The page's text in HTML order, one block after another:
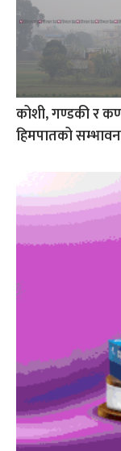
कोशी, गण्डकी र
हिमपातको